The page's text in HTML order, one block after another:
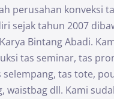
perusahan konveksi
sejak tahun 2007
Bintang Abadi.
tas seminar, tas
selempang, tas tote,
waistbag dll. Kami